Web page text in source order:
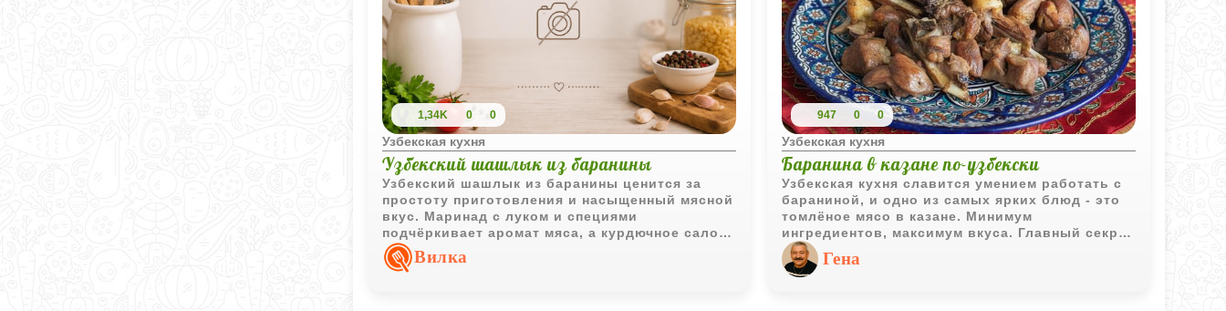
1,34K 0 0
Узбекская кухня
Узбекский шашлык из баранины
Узбекский шашлык из баранины ценится за
простоту приготовления и насыщенный мясной
вкус. Маринад с луком и специями
подчёркивает аромат мяса, а курдючное сало
помогает сохранить сочность во время жарки
на углях.
Вилка
947 0 0
Узбекская кухня
Баранина в казане по-узбекски
Узбекская кухня славится умением работать с
бараниной, и одно из самых ярких блюд - это
томлёное мясо в казане. Минимум
ингредиентов, максимум вкуса. Главный секрет
- правильная обжарка и длительное томление
под крышкой. В результате баранина остаётся
румяной снаружи, но внутри становится
Гена